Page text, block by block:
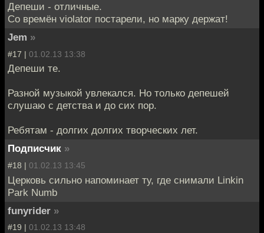
Депеши - отличные.
Со времён violator постарели, но марку держат!
Jem »
#17 | 01.02.13 13:38
Депеши те.
Разной музыкой увлекался. Но только депешей
слушаю с детства и до сих пор.
Ребятам - долгих долгих творческих лет.
Подписчик »
#18 | 01.02.13 13:45
Церковь сильно напоминает ту, где снимали Linkin
Park Numb
funyrider »
#19 | 01.02.13 13:48